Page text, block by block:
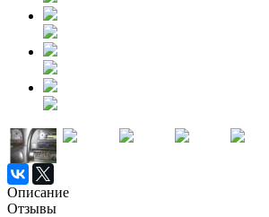
Описание
Отзывы